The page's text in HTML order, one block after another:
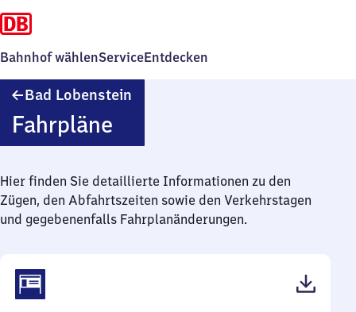
Bahnhof wählenServiceEntdecken
Bad Lobenstein
Fahrpläne
Hier finden Sie detaillierte Informationen zu den
Zügen, den Abfahrtszeiten sowie den Verkehrstagen
und gegebenenfalls Fahrplanänderungen.